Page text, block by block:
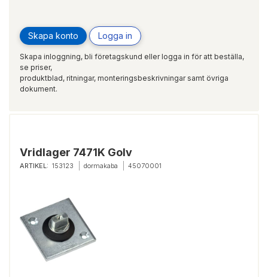
Skapa konto Logga in
Skapa inloggning, bli företagskund eller logga in för att beställa,
se priser,
produktblad, ritningar, monteringsbeskrivningar samt övriga
dokument.
Vridlager 7471K Golv
ARTIKEL: 153123 dormakaba 45070001